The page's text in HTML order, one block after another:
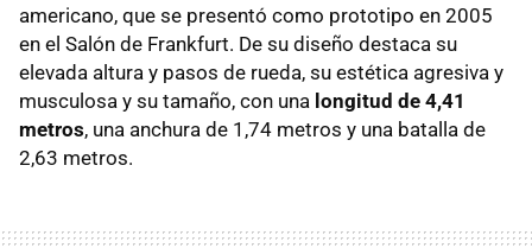
americano, que se presentó como prototipo en 2005
en el Salón de Frankfurt. De su diseño destaca su
elevada altura y pasos de rueda, su estética agresiva y
musculosa y su tamaño, con una longitud de 4,41
metros, una anchura de 1,74 metros y una batalla de
2,63 metros.